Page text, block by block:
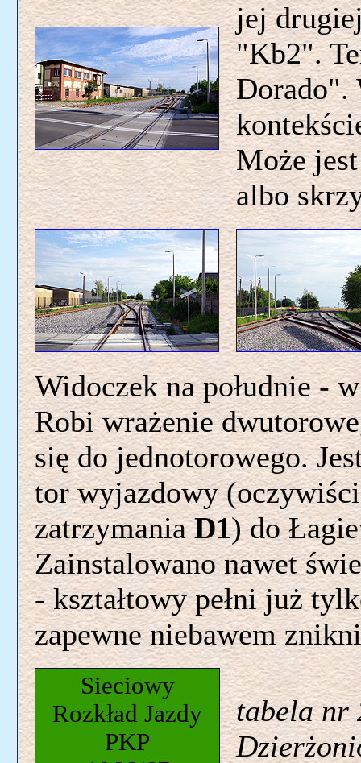
jej
"Kb2".
Dorado".
Może
albo
Widoczek na południe -
Robi wrażenie
się do jednotorowego.
tor wyjazdowy
zatrzymaniaD1) do
Zainstalowano nawet
- kształtowy pełni już
zapewne niebawem
Sieciowy
Rozkład Jazdy
PKP
tabela nr